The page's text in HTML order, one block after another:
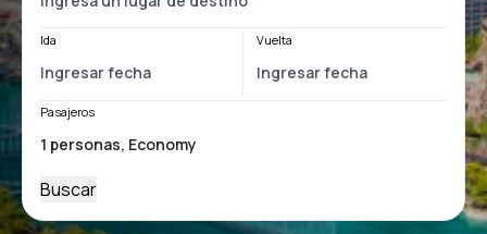
Ida Vuelta
Pasajeros
Buscar